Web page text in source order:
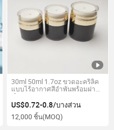
30ml 50ml 1.7oz ขวดอะคริลิค
แบบไร้อากาศสีอำพันพร้อมฝา
เงิน
US$0.72-0.8/บางส่วน
12,000 ชิ้น(MOQ)